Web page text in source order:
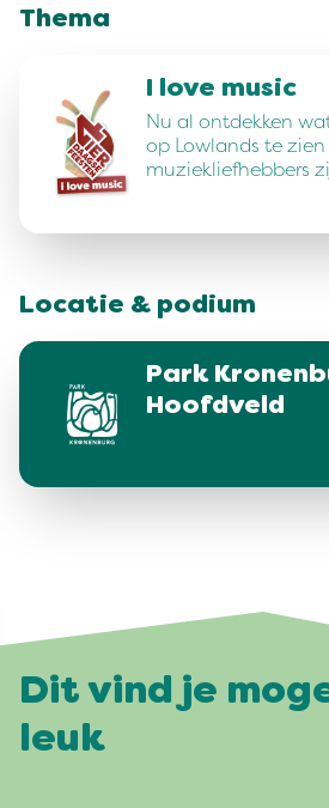
Thema
I love music
Nu al ontdekken
op Lowlands te zien
muziekliefhebbers
Locatie & podium
Park
Hoofdveld
Dit vind je
leuk